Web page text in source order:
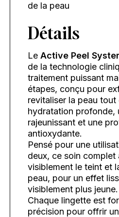
de la peau
Détails
Le Active Peel
de la technologie
traitement puissant
étapes, conçu pour
revitaliser la peau
hydratation profonde,
rajeunissant et une
antioxydante.
Pensé pour une
deux, ce soin complet
visiblement le teint et
peau, pour un effet
visiblement plus jeune.
Chaque lingette est
précision pour offrir